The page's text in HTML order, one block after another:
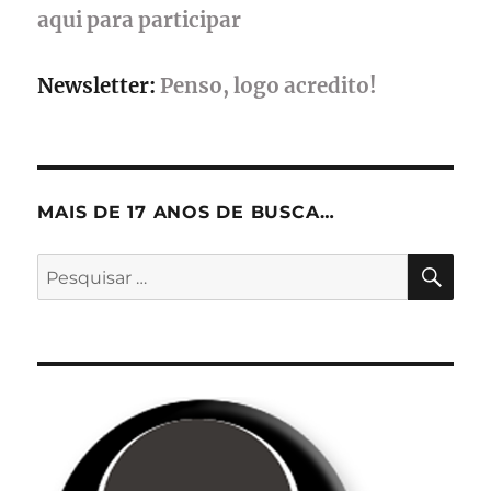
aqui para participar
Newsletter: Penso, logo acredito!
MAIS DE 17 ANOS DE BUSCA…
Pesquisar
por: